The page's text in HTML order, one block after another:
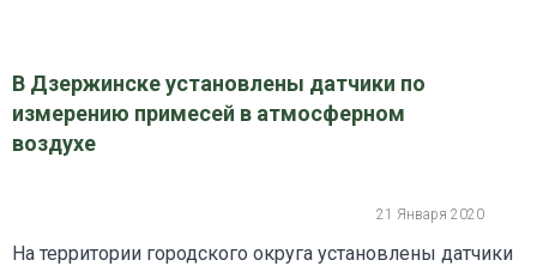
В Дзержинске установлены датчики по
измерению примесей в атмосферном
воздухе
21 Января 2020
На территории городского округа установлены датчики